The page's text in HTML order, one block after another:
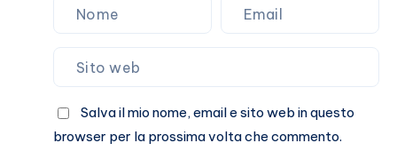
Salva il mio nome, email e sito web in questo
browser per la prossima volta che commento.